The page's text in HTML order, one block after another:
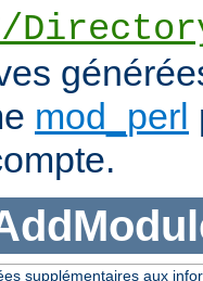
mod_perl
supplémentaires aux